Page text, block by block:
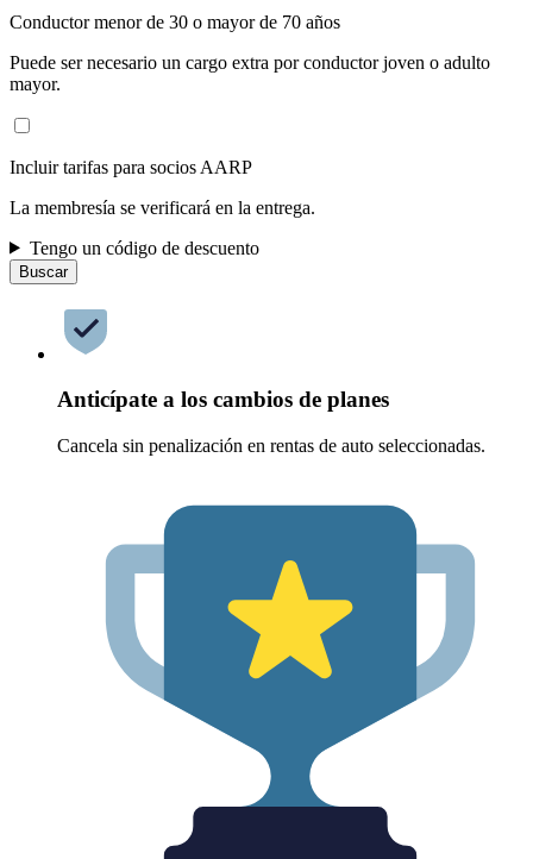
Conductor menor de 30 o mayor de 70 años
Puede ser necesario un cargo extra por conductor joven o adulto
mayor.
Incluir tarifas para socios AARP
La membresía se verificará en la entrega.
Tengo un código de descuento
Buscar
Anticípate a los cambios de planes
Cancela sin penalización en rentas de auto seleccionadas.